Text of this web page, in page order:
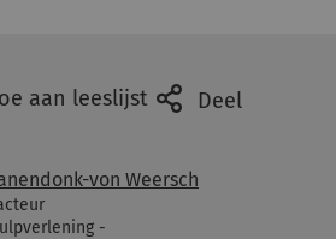
aan leeslijst Deel
von Weersch
-